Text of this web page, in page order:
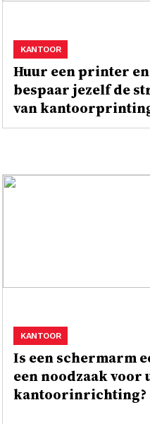
Huur een printer en
bespaar jezelf de
van
KANTOOR
Is een schermarm
een noodzaak voor
kantoorinrichting?
KANTOOR